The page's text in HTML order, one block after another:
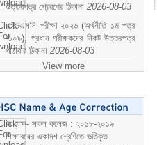
উত্তরপত্র প্রেরণের ঠিকানা 2026-08-03
এইচএসসি পরীক্ষা-২০২৬ (অর্থনীতি ১ম পত্র
-১০৯), প্রধান পরীক্ষকদের নিকট উত্তরপত্র
পাঠাবার ঠিকানা 2026-08-03
View more
অধ্যক্ষ- সকল কলেজ : ২০১৮-২০১৯
শিক্ষাবষের একাদশ শ্রেণিতে ভতিকৃত